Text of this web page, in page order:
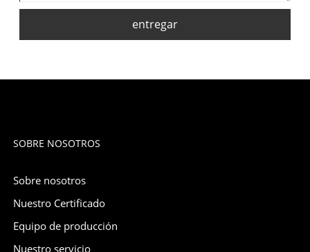
entregar
SOBRE NOSOTROS
Sobre nosotros
Nuestro Certificado
Equipo de producción
Nuestro servicio